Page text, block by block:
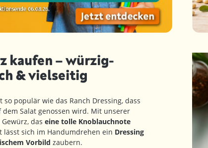
kaufen – würzig-
& vielseitig
so populär wie das Ranch Dressing, dass
dem Salat genossen wird. Mit unserer
das eine tolle Knoblauchnote
sich im Handumdrehen ein Dressing
Vorbild zaubern.